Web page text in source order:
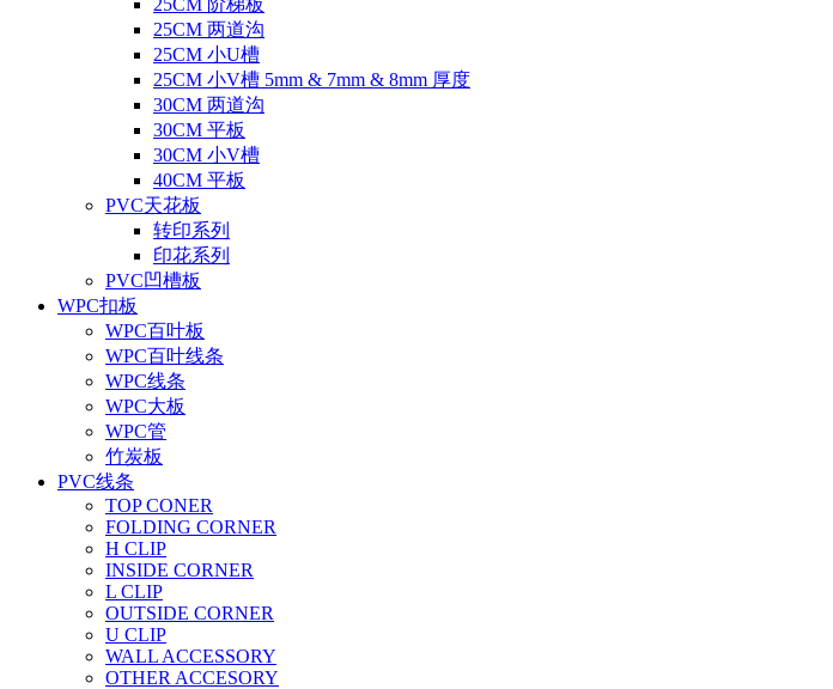
25CM 阶梯板
25CM 两道沟
25CM 小U槽
25CM 小V槽 5mm & 7mm & 8mm 厚度
30CM 两道沟
30CM 平板
30CM 小V槽
40CM 平板
PVC天花板
转印系列
印花系列
PVC凹槽板
WPC扣板
WPC百叶板
WPC百叶线条
WPC线条
WPC大板
WPC管
竹炭板
PVC线条
TOP CONER
FOLDING CORNER
H CLIP
INSIDE CORNER
L CLIP
OUTSIDE CORNER
U CLIP
WALL ACCESSORY
OTHER ACCESORY